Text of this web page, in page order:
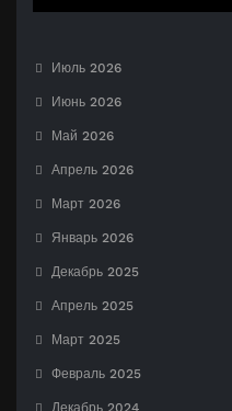
Июль 2026
Июнь 2026
Май 2026
Апрель 2026
Март 2026
Январь 2026
Декабрь 2025
Апрель 2025
Март 2025
Февраль 2025
Декабрь 2024